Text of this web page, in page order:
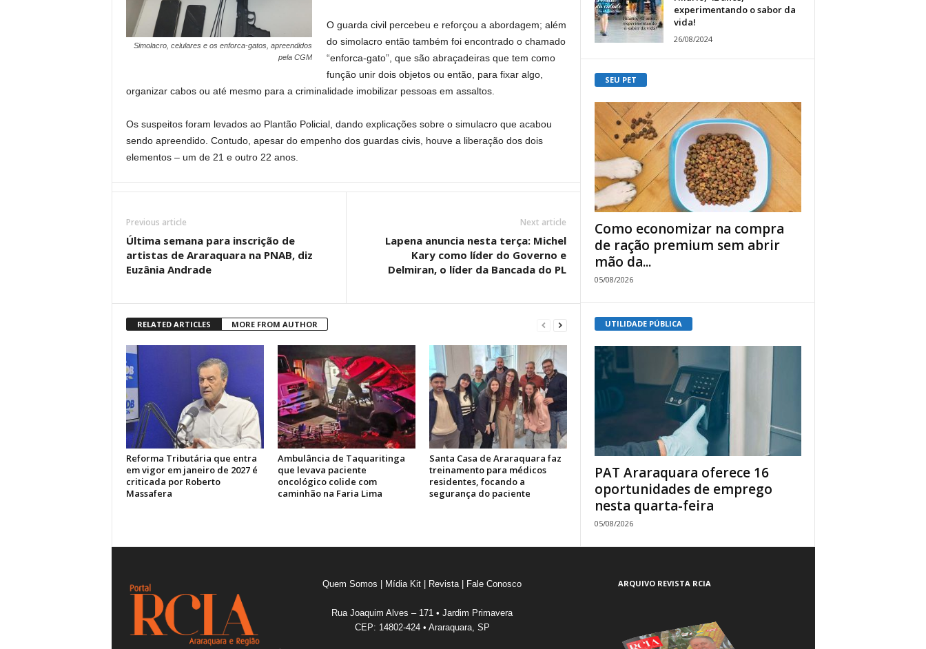
Simolacro, celulares e os enforca-gatos, apreendidos
pela CGM
O guarda civil percebeu e reforçou a abordagem; além
do simolacro então também foi encontrado o chamado
“enforca-gato”, que são abraçadeiras que tem como
função unir dois objetos ou então, para fixar algo,
organizar cabos ou até mesmo para a criminalidade imobilizar pessoas em assaltos.
Os suspeitos foram levados ao Plantão Policial, dando explicações sobre o simulacro que acabou
sendo apreendido. Contudo, apesar do empenho dos guardas civis, houve a liberação dos dois
elementos – um de 21 e outro 22 anos.
Previous article
Última semana para inscrição de
artistas de Araraquara na PNAB, diz
Euzânia Andrade
Next article
Lapena anuncia nesta terça: Michel
Kary como líder do Governo e
Delmiran, o líder da Bancada do PL
RELATED ARTICLES MORE FROM AUTHOR
Reforma Tributária que entra
em vigor em janeiro de 2027 é
criticada por Roberto
Massafera
Ambulância de Taquaritinga
que levava paciente
oncológico colide com
caminhão na Faria Lima
Santa Casa de Araraquara faz
treinamento para médicos
residentes, focando a
segurança do paciente
experimentando o sabor da
vida!
26/08/2024
SEU PET
Como economizar na compra
de ração premium sem abrir
mão da...
05/08/2026
UTILIDADE PÚBLICA
PAT Araraquara oferece 16
oportunidades de emprego
nesta quarta-feira
05/08/2026
Quem Somos | Mídia Kit | Revista | Fale Conosco
Rua Joaquim Alves – 171 • Jardim Primavera
CEP: 14802-424 • Araraquara, SP
ARQUIVO REVISTA RCIA